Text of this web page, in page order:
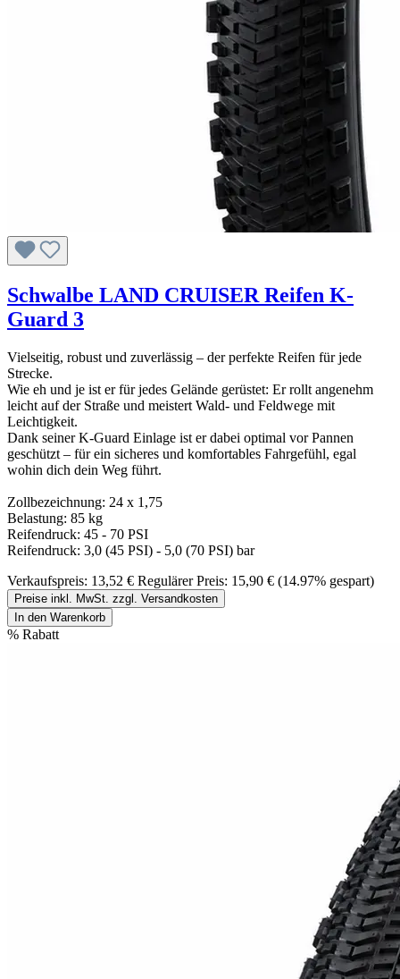
Schwalbe LAND CRUISER Reifen K-
Guard 3
Vielseitig, robust und zuverlässig – der perfekte Reifen für jede
Strecke.
Wie eh und je ist er für jedes Gelände gerüstet: Er rollt angenehm
leicht auf der Straße und meistert Wald- und Feldwege mit
Leichtigkeit.
Dank seiner K-Guard Einlage ist er dabei optimal vor Pannen
geschützt – für ein sicheres und komfortables Fahrgefühl, egal
wohin dich dein Weg führt.
Zollbezeichnung: 24 x 1,75
Belastung: 85 kg
Reifendruck: 45 - 70 PSI
Reifendruck: 3,0 (45 PSI) - 5,0 (70 PSI) bar
Verkaufspreis: 13,52 € Regulärer Preis: 15,90 € (14.97% gespart)
Preise inkl. MwSt. zzgl. Versandkosten
In den Warenkorb
% Rabatt